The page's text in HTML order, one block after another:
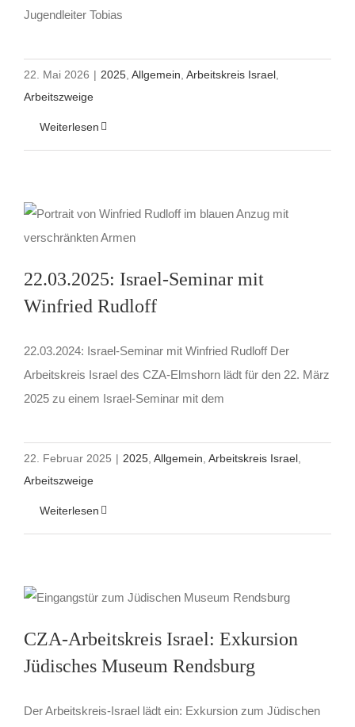
Jugendleiter Tobias
22. Mai 2026 | 2025 Allgemein Arbeitskreis Israel
Arbeitszweige
Weiterlesen
22.03.2025: Israel-Seminar mit
Winfried Rudloff
22.03.2024: Israel-Seminar mit Winfried Rudloff Der
Arbeitskreis Israel des CZA-Elmshorn lädt für den 22. März
2025 zu einem Israel-Seminar mit dem
22. Februar 2025 | 2025 Allgemein Arbeitskreis Israel
Arbeitszweige
Weiterlesen
CZA-Arbeitskreis Israel: Exkursion
Jüdisches Museum Rendsburg
Der Arbeitskreis-Israel lädt ein: Exkursion zum Jüdischen